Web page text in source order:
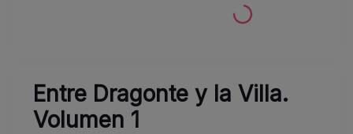
Entre Dragonte y la Villa.
Volumen 1